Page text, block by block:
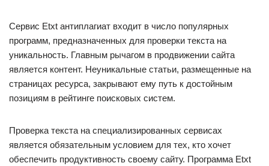
Сервис Etxt антиплагиат входит в число популярных
программ, предназначенных для проверки текста на
уникальность. Главным рычагом в продвижении сайта
является контент. Неуникальные статьи, размещенные на
страницах ресурса, закрывают ему путь к достойным
позициям в рейтинге поисковых систем.
Проверка текста на специализированных сервисах
является обязательным условием для тех, кто хочет
обеспечить продуктивность своему сайту. Программа Etxt